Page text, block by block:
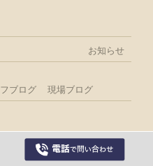
お知らせ
ブログ 現場ブログ
All rights reserved.